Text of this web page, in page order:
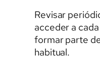
Revisar
acceder a
formar parte
habitual.